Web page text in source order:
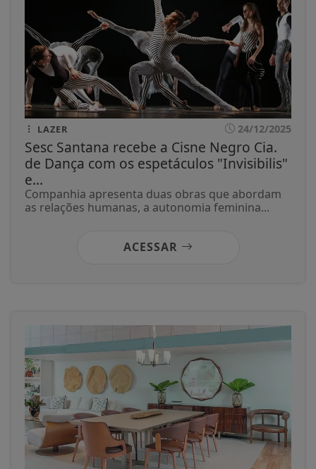
LAZER 24/12/2025
Sesc Santana recebe a Cisne Negro Cia.
de Dança com os espetáculos "Invisibilis"
e...
Companhia apresenta duas obras que abordam
as relações humanas, a autonomia feminina...
ACESSAR